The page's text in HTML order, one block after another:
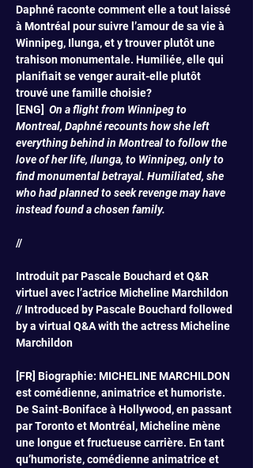
Daphné raconte comment elle a tout laissé
à Montréal pour suivre l’amour de sa vie à
Winnipeg, Ilunga, et y trouver plutôt une
trahison monumentale. Humiliée, elle qui
planifiait se venger aurait-elle plutôt
trouvé une famille choisie?
[ENG] On a flight from Winnipeg to
Montreal, Daphné recounts how she left
everything behind in Montreal to follow the
love of her life, Ilunga, to Winnipeg, only to
find monumental betrayal. Humiliated, she
who had planned to seek revenge may have
instead found a chosen family.
//
Introduit par Pascale Bouchard et Q&R
virtuel avec l’actrice Micheline Marchildon
// Introduced by Pascale Bouchard followed
by a virtual Q&A with the actress Micheline
Marchildon
[FR] Biographie: MICHELINE MARCHILDON
est comédienne, animatrice et humoriste.
De Saint-Boniface à Hollywood, en passant
par Toronto et Montréal, Micheline mène
une longue et fructueuse carrière. En tant
qu’humoriste, comédienne animatrice et